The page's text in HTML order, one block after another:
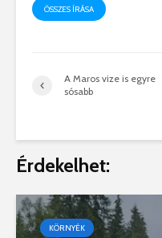
ÖSSZES ÍRÁSA
A Maros vize is egyre
sósabb
Érdekelhet:
KÖRNYÉK